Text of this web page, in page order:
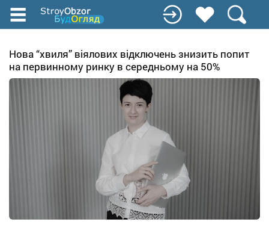
Перейти
содержанию
Нова “хвиля” віялових відключень знизить попит
на первинному ринку в середньому на 50%